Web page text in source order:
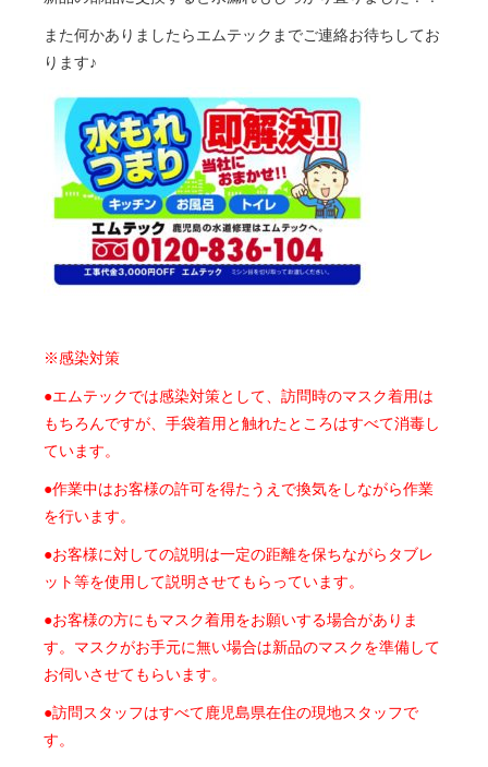
また何かありましたらエムテックまでご連絡お待ちしてお
ります♪
※感染対策
●エムテックでは感染対策として、訪問時のマスク着用は
もちろんですが、手袋着用と触れたところはすべて消毒し
ています。
●作業中はお客様の許可を得たうえで換気をしながら作業
を行います。
●お客様に対しての説明は一定の距離を保ちながらタブレ
ット等を使用して説明させてもらっています。
●お客様の方にもマスク着用をお願いする場合がありま
す。マスクがお手元に無い場合は新品のマスクを準備して
お伺いさせてもらいます。
●訪問スタッフはすべて鹿児島県在住の現地スタッフで
す。